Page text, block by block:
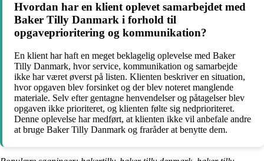
Hvordan har en klient oplevet samarbejdet med
Baker Tilly Danmark i forhold til
opgaveprioritering og kommunikation?
En klient har haft en meget beklagelig oplevelse med Baker
Tilly Danmark, hvor service, kommunikation og samarbejde
ikke har været øverst på listen. Klienten beskriver en situation,
hvor opgaven blev forsinket og der blev noteret manglende
materiale. Selv efter gentagne henvendelser og påtagelser blev
opgaven ikke prioriteret, og klienten følte sig nedprioriteret.
Denne oplevelse har medført, at klienten ikke vil anbefale andre
at bruge Baker Tilly Danmark og fraråder at benytte dem.